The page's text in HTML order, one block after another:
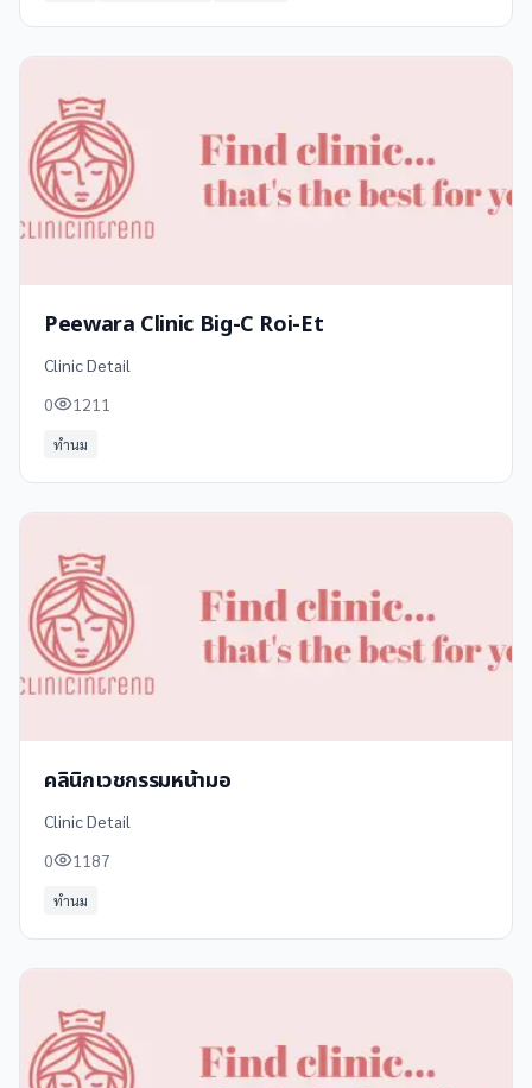
Peewara Clinic Big-C Roi-Et
Clinic Detail
0
1211
ทำนม
คลินิกเวชกรรมหน้ามอ
Clinic Detail
0
1187
ทำนม